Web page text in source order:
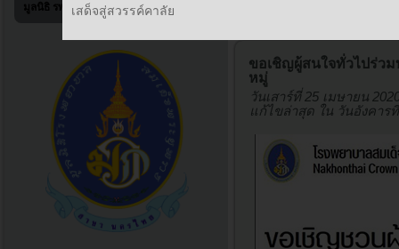
มูลนิธิ รพร.สาขานครไทย
ขอเชิญผู้สนใจทั่วไปร่ว
หมู่
วันเสาร์ที่ 25 เมษายน
แก้ไขล่าสุด ใน วันอังคาร
เสด็จสู่สวรรค์คาลัย